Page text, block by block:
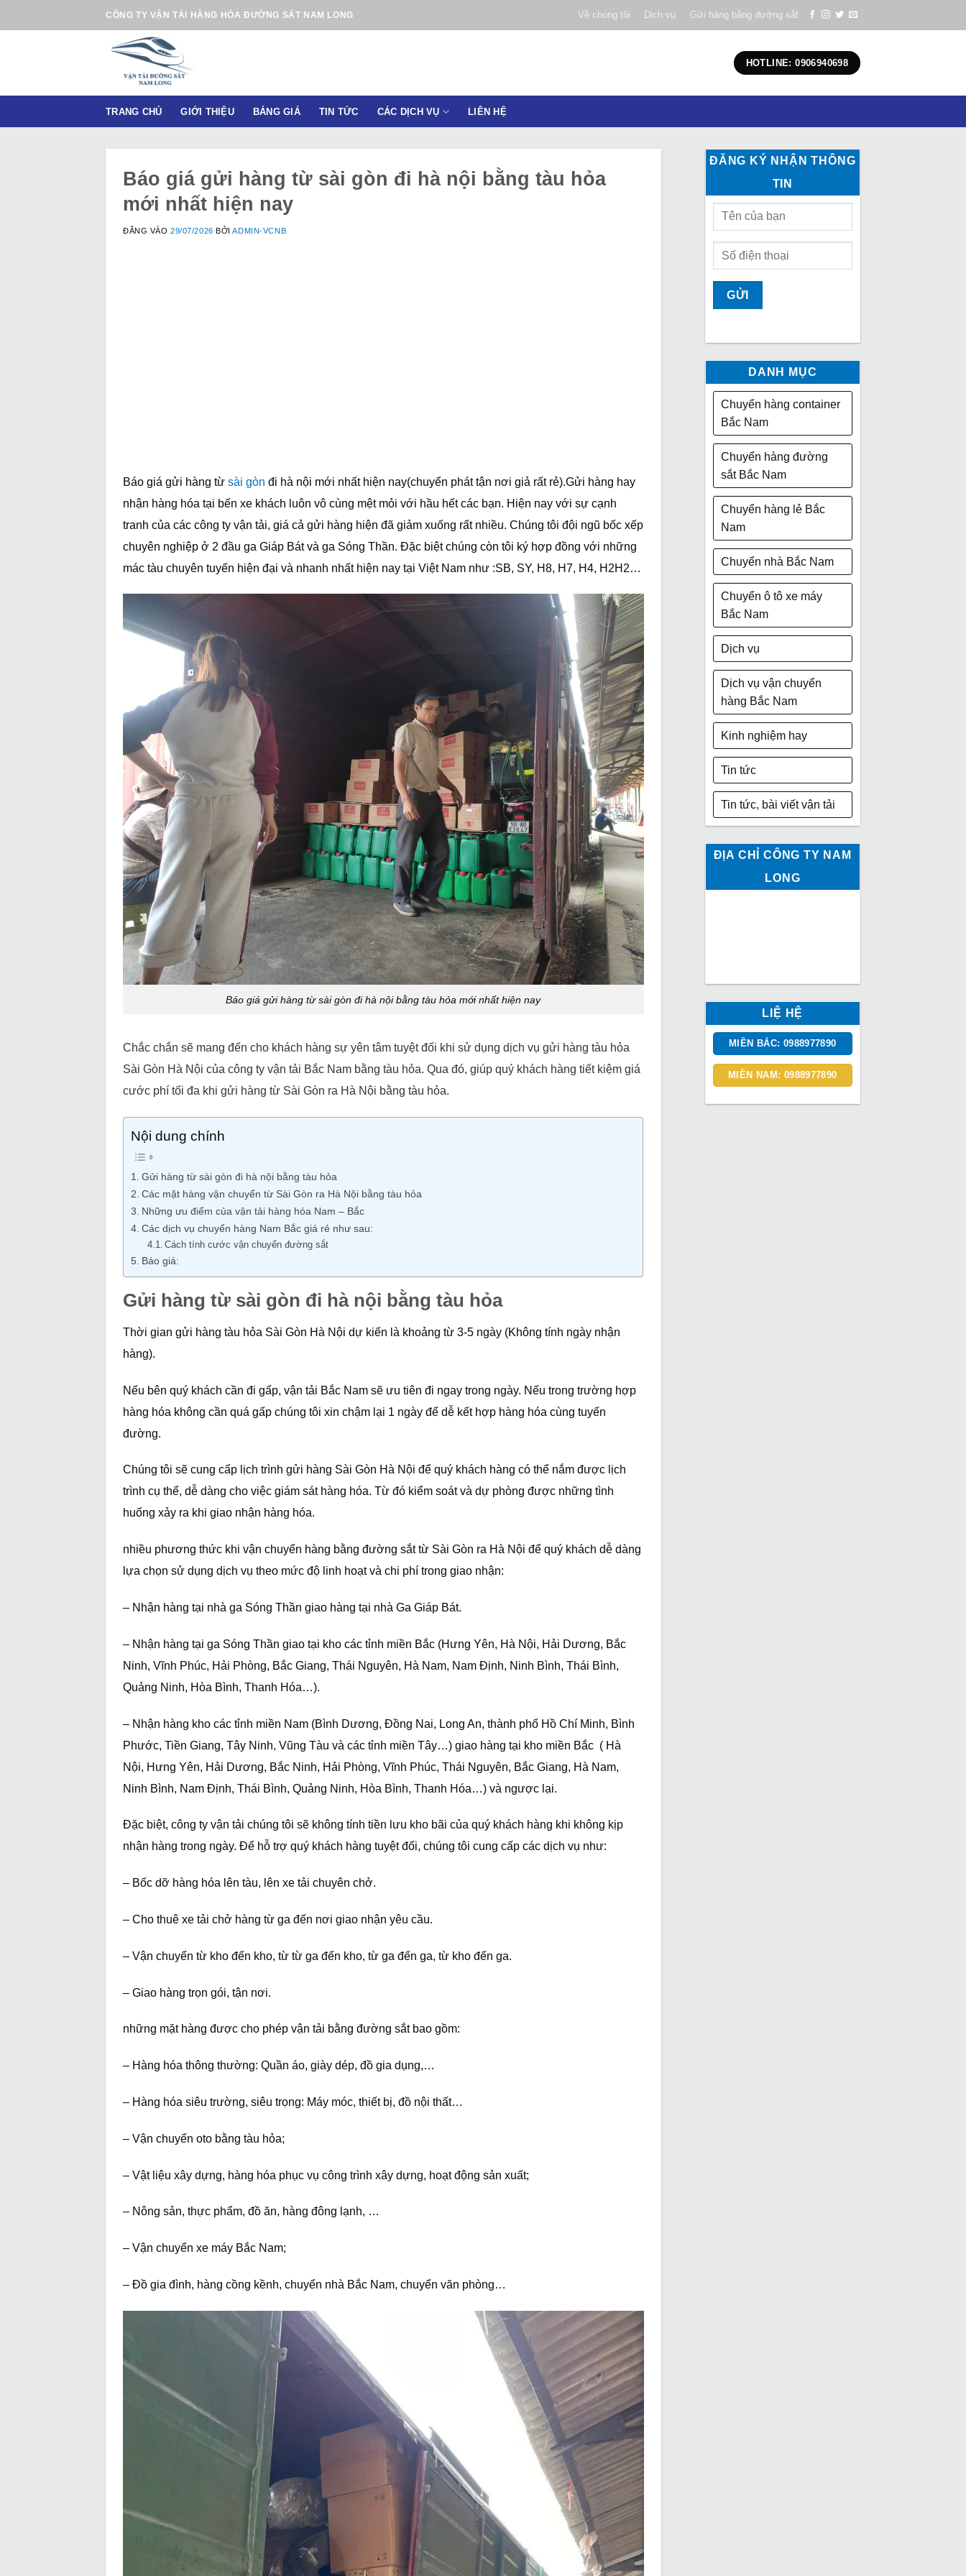
n
CÔNG TY VẬN TẢI HÀNG HÓA ĐƯỜNG SẮT NAM LONG Về chúng tôi Dịch vụ Gửi hàng bằng đường sắt
HOTLINE: 0906940698
TRANG CHỦ GIỚI THIỆU BẢNG GIÁ TIN TỨC CÁC DỊCH VỤ LIÊN HỆ
Báo giá gửi hàng từ sài gòn đi hà nội bằng tàu hỏa
mới nhất hiện nay
ĐĂNG VÀO29/07/2026 BỞIADMIN-VCNB
Báo giá gửi hàng từ sài gòn đi hà nội mới nhất hiện nay(chuyển phát tận nơi giả rất rẻ).Gửi hàng hay
nhận hàng hóa tại bến xe khách luôn vô cùng mệt mỏi với hầu hết các bạn. Hiện nay với sự cạnh
tranh của các công ty vận tải, giá cả gửi hàng hiện đã giảm xuống rất nhiều. Chúng tôi đội ngũ bốc xếp
chuyên nghiệp ở 2 đầu ga Giáp Bát và ga Sóng Thần. Đặc biệt chúng còn tôi ký hợp đồng với những
mác tàu chuyên tuyến hiện đại và nhanh nhất hiện nay tại Việt Nam như :SB, SY, H8, H7, H4, H2H2…
Báo giá gửi hàng từ sài gòn đi hà nội bằng tàu hỏa mới nhất hiện nay
Chắc chắn sẽ mang đến cho khách hàng sự yên tâm tuyệt đối khi sử dụng dịch vụ gửi hàng tàu hỏa
Sài Gòn Hà Nội của công ty vận tải Bắc Nam bằng tàu hỏa. Qua đó, giúp quý khách hàng tiết kiệm giá
cước phí tối đa khi gửi hàng từ Sài Gòn ra Hà Nội bằng tàu hỏa.
Nội dung chính
Gửi hàng từ sài gòn đi hà nội bằng tàu hỏa
Các mặt hàng vận chuyển từ Sài Gòn ra Hà Nội bằng tàu hỏa
Những ưu điểm của vận tải hàng hóa Nam – Bắc
Các dịch vụ chuyển hàng Nam Bắc giá rẻ như sau:
Cách tính cước vận chuyển đường sắt
Báo giá:
Gửi hàng từ sài gòn đi hà nội bằng tàu hỏa
Thời gian gửi hàng tàu hỏa Sài Gòn Hà Nội dự kiến là khoảng từ 3-5 ngày (Không tính ngày nhận
hàng).
Nếu bên quý khách cần đi gấp, vận tải Bắc Nam sẽ ưu tiên đi ngay trong ngày. Nếu trong trường hợp
hàng hóa không cần quá gấp chúng tôi xin chậm lại 1 ngày để dễ kết hợp hàng hóa cùng tuyến
đường.
Chúng tôi sẽ cung cấp lịch trình gửi hàng Sài Gòn Hà Nội để quý khách hàng có thể nắm được lịch
trình cụ thể, dễ dàng cho việc giám sát hàng hóa. Từ đó kiểm soát và dự phòng được những tình
huống xảy ra khi giao nhận hàng hóa.
nhiều phương thức khi vận chuyển hàng bằng đường sắt từ Sài Gòn ra Hà Nội để quý khách dễ dàng
lựa chọn sử dụng dịch vụ theo mức độ linh hoạt và chi phí trong giao nhận:
– Nhận hàng tại nhà ga Sóng Thần giao hàng tại nhà Ga Giáp Bát.
– Nhận hàng tại ga Sóng Thần giao tại kho các tỉnh miền Bắc (Hưng Yên, Hà Nội, Hải Dương, Bắc
Ninh, Vĩnh Phúc, Hải Phòng, Bắc Giang, Thái Nguyên, Hà Nam, Nam Định, Ninh Bình, Thái Bình,
Quảng Ninh, Hòa Bình, Thanh Hóa…).
– Nhận hàng kho các tỉnh miền Nam (Bình Dương, Đồng Nai, Long An, thành phố Hồ Chí Minh, Bình
Phước, Tiền Giang, Tây Ninh, Vũng Tàu và các tỉnh miền Tây…) giao hàng tại kho miền Bắc ( Hà
Nội, Hưng Yên, Hải Dương, Bắc Ninh, Hải Phòng, Vĩnh Phúc, Thái Nguyên, Bắc Giang, Hà Nam,
Ninh Bình, Nam Định, Thái Bình, Quảng Ninh, Hòa Bình, Thanh Hóa…) và ngược lại.
Đặc biệt, công ty vận tải chúng tôi sẽ không tính tiền lưu kho bãi của quý khách hàng khi không kịp
nhận hàng trong ngày. Để hỗ trợ quý khách hàng tuyệt đối, chúng tôi cung cấp các dịch vụ như:
– Bốc dỡ hàng hóa lên tàu, lên xe tải chuyên chở.
– Cho thuê xe tải chở hàng từ ga đến nơi giao nhận yêu cầu.
– Vận chuyển từ kho đến kho, từ từ ga đến kho, từ ga đến ga, từ kho đến ga.
– Giao hàng trọn gói, tận nơi.
những mặt hàng được cho phép vận tải bằng đường sắt bao gồm:
– Hàng hóa thông thường: Quần áo, giày dép, đồ gia dụng,…
– Hàng hóa siêu trường, siêu trọng: Máy móc, thiết bị, đồ nội thất…
– Vận chuyển oto bằng tàu hỏa;
– Vật liệu xây dựng, hàng hóa phục vụ công trình xây dựng, hoạt động sản xuất;
– Nông sản, thực phẩm, đồ ăn, hàng đông lạnh, …
– Vận chuyển xe máy Bắc Nam;
– Đồ gia đình, hàng cồng kềnh, chuyển nhà Bắc Nam, chuyển văn phòng…
ĐĂNG KÝ NHẬN THÔNG
TIN
DANH MỤC
Chuyển hàng container
Bắc Nam
Chuyển hàng đường
sắt Bắc Nam
Chuyển hàng lẻ Bắc
Nam
Chuyển nhà Bắc Nam
Chuyển ô tô xe máy
Bắc Nam
Dịch vụ
Dịch vụ vận chuyển
hàng Bắc Nam
Kinh nghiệm hay
Tin tức
Tin tức, bài viết vận tải
ĐỊA CHỈ CÔNG TY NAM
LONG
LIỆ HỆ
MIỀN BẮC: 0988977890
MIỀN NAM: 0988977890